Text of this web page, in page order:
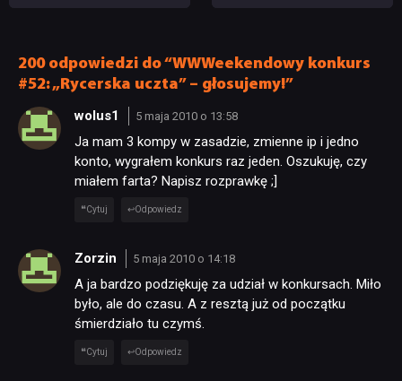
200 odpowiedzi do “WWWeekendowy konkurs
#52: „Rycerska uczta” – głosujemy!”
wolus1 5 maja 2010 o 13:58
Ja mam 3 kompy w zasadzie, zmienne ip i jedno
konto, wygrałem konkurs raz jeden. Oszukuję, czy
miałem farta? Napisz rozprawkę ;]
Cytuj Odpowiedz
Zorzin 5 maja 2010 o 14:18
A ja bardzo podziękuję za udział w konkursach. Miło
było, ale do czasu. A z resztą już od początku
śmierdziało tu czymś.
Cytuj Odpowiedz